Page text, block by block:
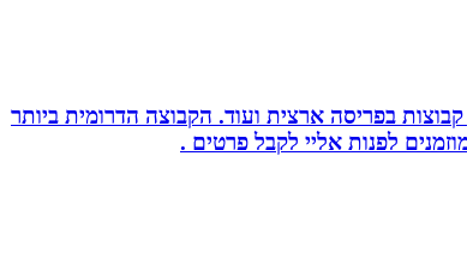
בפריסה ארצית ועוד. הקבוצה הדרומית ביותר
לפנות אליי לקבל פרטים .